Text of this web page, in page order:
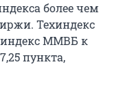
более чем
Техиндекс
индекс ММВБ к
пункта,